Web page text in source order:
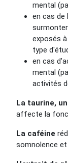
mental
en cas de
exposés
type
en cas
mental
activités
La taurine,
affecte la
La caféine
somnolence